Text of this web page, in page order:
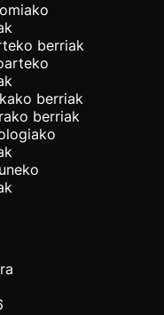
berriak
berriak
berriak